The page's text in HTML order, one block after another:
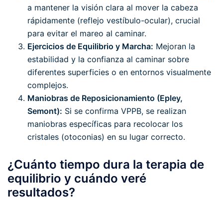
a mantener la visión clara al mover la cabeza
rápidamente (reflejo vestíbulo-ocular), crucial
para evitar el mareo al caminar.
Ejercicios de Equilibrio y Marcha: Mejoran la
estabilidad y la confianza al caminar sobre
diferentes superficies o en entornos visualmente
complejos.
Maniobras de Reposicionamiento (Epley,
Semont): Si se confirma VPPB, se realizan
maniobras específicas para recolocar los
cristales (otoconias) en su lugar correcto.
¿Cuánto tiempo dura la terapia de
equilibrio y cuándo veré
resultados?